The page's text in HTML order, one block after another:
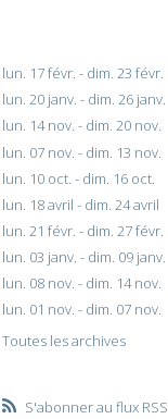
lun. 17 févr. - dim. 23 févr.
lun. 20 janv. - dim. 26 janv.
lun. 14 nov. - dim. 20 nov.
lun. 07 nov. - dim. 13 nov.
lun. 10 oct. - dim. 16 oct.
lun. 18 avril - dim. 24 avril
lun. 21 févr. - dim. 27 févr.
lun. 03 janv. - dim. 09 janv.
lun. 08 nov. - dim. 14 nov.
lun. 01 nov. - dim. 07 nov.
Toutes les archives
S'abonner au flux RSS